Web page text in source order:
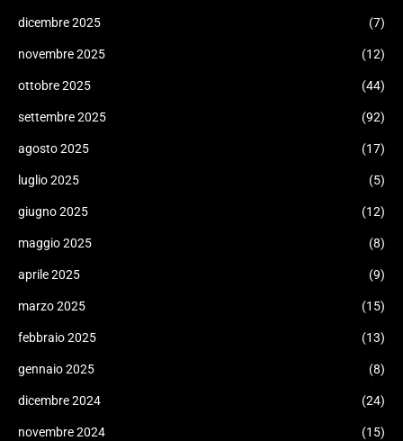
dicembre 2025 (7)
novembre 2025 (12)
ottobre 2025 (44)
settembre 2025 (92)
agosto 2025 (17)
luglio 2025 (5)
giugno 2025 (12)
maggio 2025 (8)
aprile 2025 (9)
marzo 2025 (15)
febbraio 2025 (13)
gennaio 2025 (8)
dicembre 2024 (24)
novembre 2024 (15)